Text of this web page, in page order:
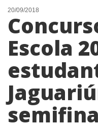
CIDADES
EVENTOS
EMPREGO
ANIVERSÁRIO DAS
ANUNCIE
CONTATO
20/09/2018
Escola